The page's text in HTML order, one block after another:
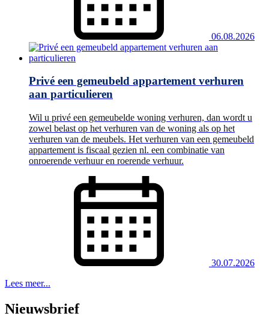
06.08.2026
Privé een gemeubeld appartement verhuren
aan particulieren
Wil u privé een gemeubelde woning verhuren, dan wordt u
zowel belast op het verhuren van de woning als op het
verhuren van de meubels. Het verhuren van een gemeubeld
appartement is fiscaal gezien nl. een combinatie van
onroerende verhuur en roerende verhuur.
30.07.2026
Lees meer...
Nieuwsbrief